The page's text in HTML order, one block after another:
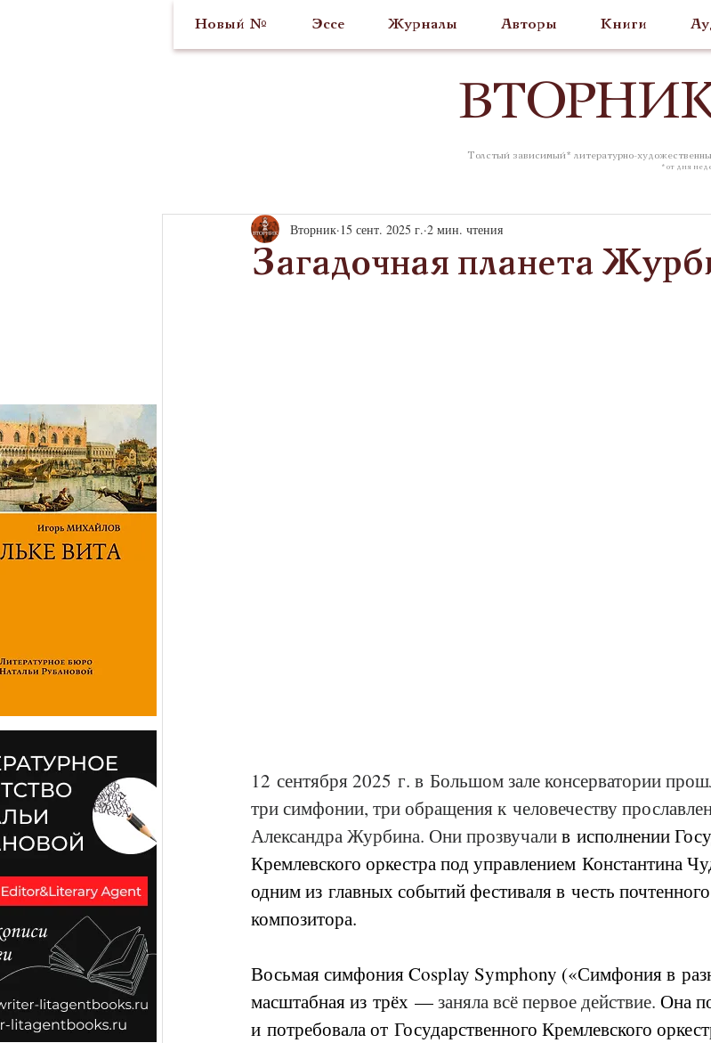
Новый № Эссе Журналы Авторы Книги
ВТОР
Толстый зависимый* литературно-
* от дня
Загадочная планета
Вторник 15 сент. 2025 г. 2 мин. чтения
12 сентября 2025 г. в Большом зале консерватории
три симфонии, три обращения к человечеству
Александра Журбина. Они прозвучали в исполнении
Кремлевского оркестра под управлением Константина
одним из главных событий фестиваля в честь
композитора.
Восьмая симфония Cosplay Symphony («Симфония в
масштабная из трёх — заняла всё первое действие. Она
и потребовала от Государственного Кремлевского